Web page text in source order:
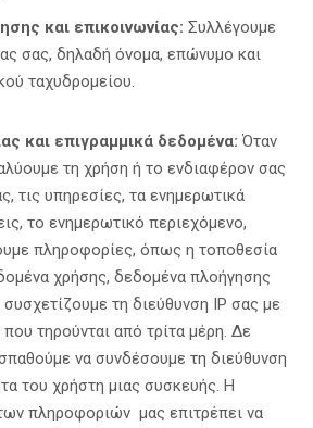
και επικοινωνίας: Συλλέγουμε
σας, δηλαδή όνομα, επώνυμο και
ταχυδρομείου.
και επιγραμμικά δεδομένα:Όταν
τη χρήση ή το ενδιαφέρον σας
τις υπηρεσίες, τα ενημερωτικά
το ενημερωτικό περιεχόμενο,
πληροφορίες, όπως η τοποθεσία
χρήσης, δεδομένα πλοήγησης
τη διεύθυνση IP σας με
τηρούνται από τρίτα μέρη. Δε
να συνδέσουμε τη διεύθυνση
του χρήστη μιας συσκευής. Η
πληροφοριών μας επιτρέπει να